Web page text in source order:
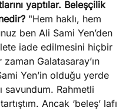
yaptılar. Beleşçilik
"Hem haklı, hem
ben Ali Sami Yen’den
iade edilmesini hiçbir
Galatasaray’ın
Yen’in olduğu yerde
savundum. Rahmetli
Ancak ‘beleş’ lafı